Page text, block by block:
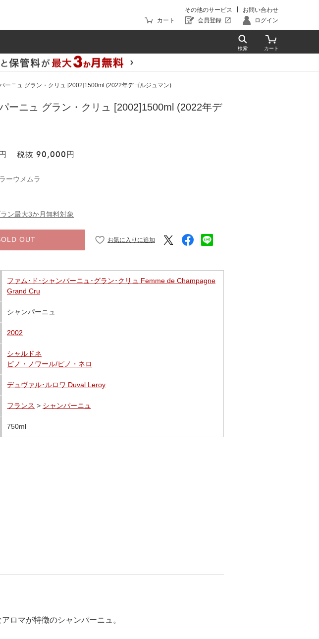
その他のサービス
お問い合わせ
カート
会員登録 ログイン
ーニュ グラン・クリュ [2002]1500ml (2022年デゴルジュマン)
ーニュ グラン・クリュ [2002]1500ml (2022年デ
円 税抜 90,000 円
ーウメムラ
ン最大3か月無料対象
OUT
ファム･ド･シャンパーニュ･グラン･クリュ Femme de Champagne
Grand Cru
シャンパーニュ
2002
シャルドネ
ピノ・ノワール/ピノ・ネロ
デュヴァル･ルロワ Duval Leroy
フランス > シャンパーニュ
750ml
ロマが特徴のシャンパーニュ。